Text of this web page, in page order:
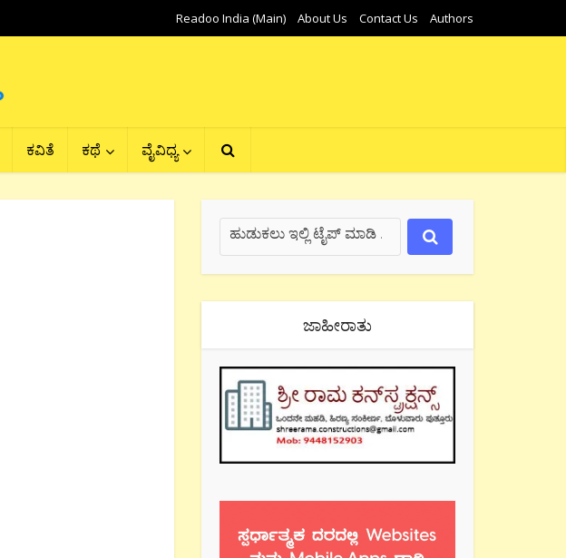
Readoo India (Main) About Us Contact Us Authors
ಕವಿತೆ ಕಥೆ ವೈವಿಧ್ಯ
ಜಾಹೀರಾತು